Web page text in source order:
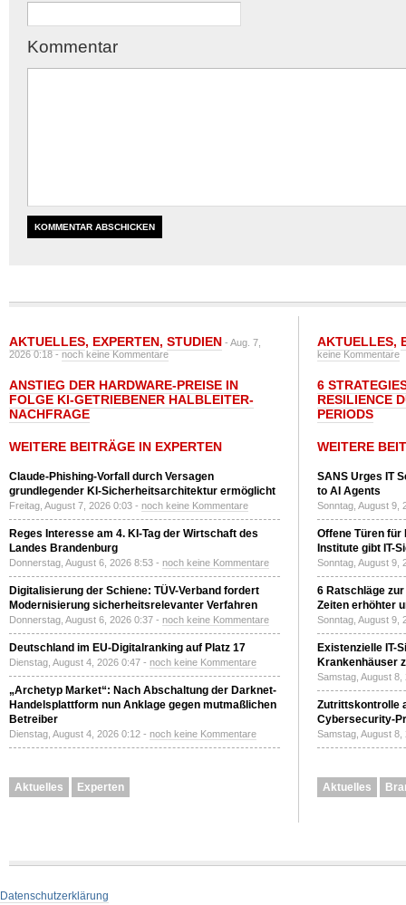
Kommentar
AKTUELLES, EXPERTEN, STUDIEN - Aug. 7,
2026 0:18 -noch keine Kommentare
ANSTIEG DER HARDWARE-PREISE IN
FOLGE KI-GETRIEBENER HALBLEITER-
NACHFRAGE
WEITERE BEITRÄGE IN EXPERTEN
Claude-Phishing-Vorfall durch Versagen
grundlegender KI-Sicherheitsarchitektur ermöglicht
Freitag, August 7, 2026 0:03 - noch keine Kommentare
Reges Interesse am 4. KI-Tag der Wirtschaft des
Landes Brandenburg
Donnerstag, August 6, 2026 8:53 - noch keine Kommentare
Digitalisierung der Schiene: TÜV-Verband fordert
Modernisierung sicherheitsrelevanter Verfahren
Donnerstag, August 6, 2026 0:37 - noch keine Kommentare
Deutschland im EU-Digitalranking auf Platz 17
Dienstag, August 4, 2026 0:47 - noch keine Kommentare
„Archetyp Market“: Nach Abschaltung der Darknet-
Handelsplattform nun Anklage gegen mutmaßlichen
Betreiber
Dienstag, August 4, 2026 0:12 - noch keine Kommentare
Aktuelles Experten
AKTUELLES,
keine Kommentare
6
RESILIENCE
PERIODS
WEITERE
SANS Urges IT
to AI Agents
Sonntag, August 9,
Offene Türen für
Institute gibt IT-
Sonntag, August 9,
6 Ratschläge
Zeiten erhöhter
Sonntag, August 9,
Existenzielle IT-
Krankenhäuser
Samstag, August
Zutrittskontrolle
Cybersecurity-
Samstag, August
Aktuelles
Datenschutzerklärung